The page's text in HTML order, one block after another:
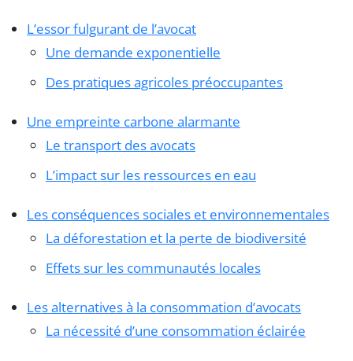
L’essor fulgurant de l’avocat
Une demande exponentielle
Des pratiques agricoles préoccupantes
Une empreinte carbone alarmante
Le transport des avocats
L’impact sur les ressources en eau
Les conséquences sociales et environnementales
La déforestation et la perte de biodiversité
Effets sur les communautés locales
Les alternatives à la consommation d’avocats
La nécessité d’une consommation éclairée